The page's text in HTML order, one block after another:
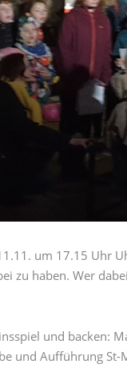
um 17.15 Uhr
zu haben. Wer
und backen:
und Aufführung